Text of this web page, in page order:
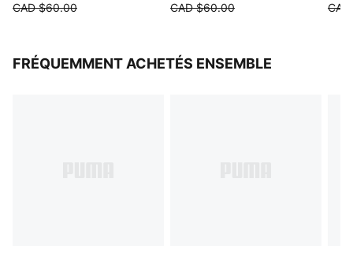
CAD $60.00
CAD $60.00
FRÉQUEMMENT ACHETÉS ENSEMBLE